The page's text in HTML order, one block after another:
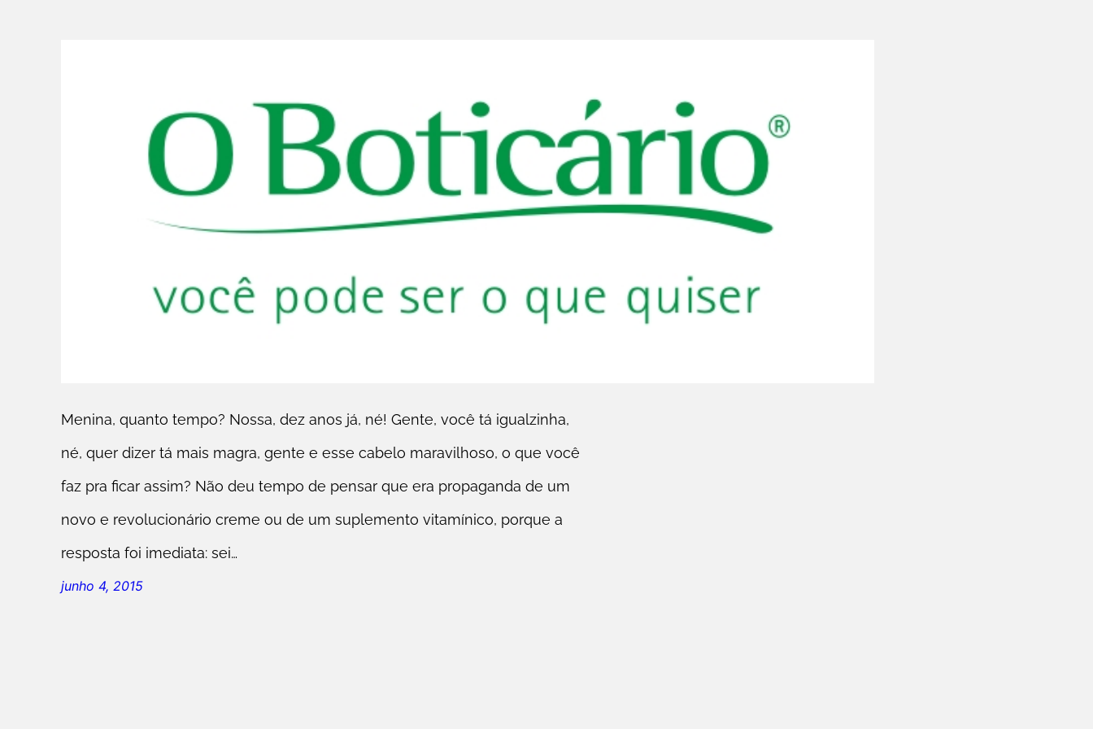
Menina, quanto tempo? Nossa, dez anos já, né! Gente, você tá igualzinha,
né, quer dizer tá mais magra, gente e esse cabelo maravilhoso, o que você
faz pra ficar assim? Não deu tempo de pensar que era propaganda de um
novo e revolucionário creme ou de um suplemento vitamínico, porque a
resposta foi imediata: sei…
junho 4, 2015